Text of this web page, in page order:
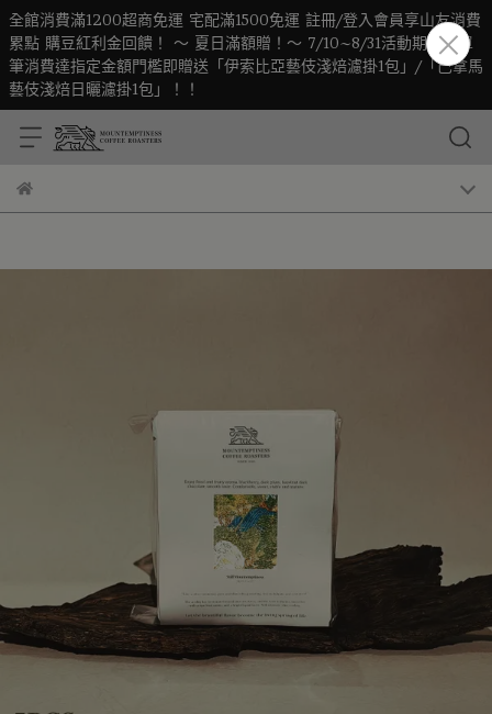
全館消費滿1200超商免運 宅配滿1500免運 註冊/登入會員享山友消費
累點 購豆紅利金回饋！ ～ 夏日滿額贈！～ 7/10~8/31活動期間凡單
筆消費達指定金額門檻即贈送「伊索比亞藝伎淺焙濾掛1包」/「巴拿馬
藝伎淺焙日曬濾掛1包」！！